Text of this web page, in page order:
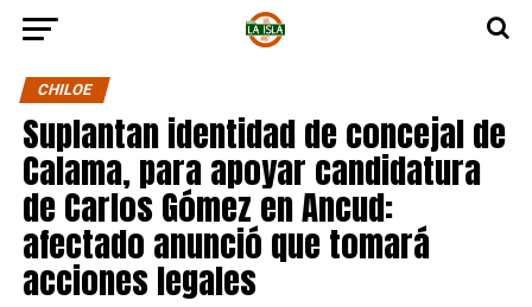
CHILOE
Suplantan identidad de concejal de
Calama, para apoyar candidatura
de Carlos Gómez en Ancud:
afectado anunció que tomará
acciones legales